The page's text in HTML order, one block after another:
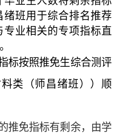
班用于综合排名推荐
专业相关的专项指标直
标按照推免生综合测评
料类（师昌绪班））顺
推免指标有剩余，由学